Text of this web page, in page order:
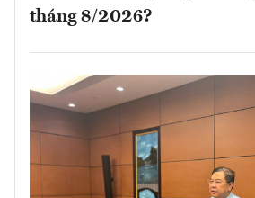
tháng 8/2026?